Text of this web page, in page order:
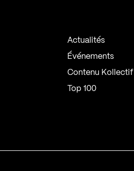
Actualités
Événements
Contenu Kollectif
Top 100